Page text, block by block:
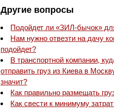
Другие вопросы
Подойдет ли «ЗИЛ-бычок»
Нам нужно отвезти на дачу
подойдет?
В транспортной компании,
отправить груз из Киева в
значит?
Как правильно размещать
Как свести к минимуму